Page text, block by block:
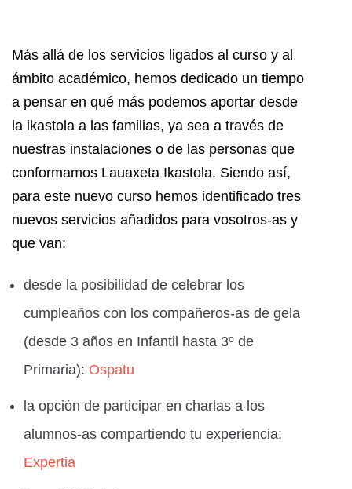
Más allá de los servicios ligados al curso y al
ámbito académico, hemos dedicado un tiempo
a pensar en qué más podemos aportar desde
la ikastola a las familias, ya sea a través de
nuestras instalaciones o de las personas que
conformamos Lauaxeta Ikastola. Siendo así,
para este nuevo curso hemos identificado tres
nuevos servicios añadidos para vosotros-as y
que van:
desde la posibilidad de celebrar los
cumpleaños con los compañeros-as de gela
(desde 3 años en Infantil hasta 3º de
Primaria): Ospatu
la opción de participar en charlas a los
alumnos-as compartiendo tu experiencia:
Expertia